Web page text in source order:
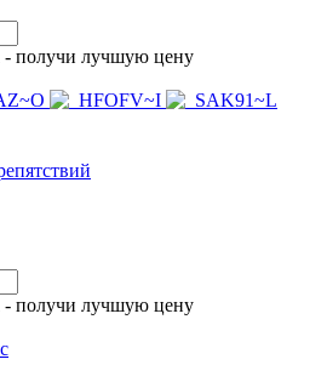
- получи лучшую цену
- получи лучшую цену